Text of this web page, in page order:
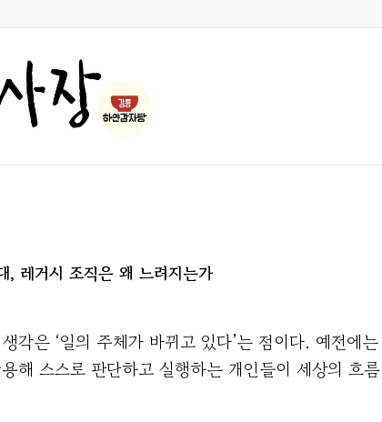
거시 조직은 왜 느려지는가
각은 ‘일의 주체가 바뀌고 있다’는 점이다. 예전에는
해 스스로 판단하고 실행하는 개인들이 세상의 흐름